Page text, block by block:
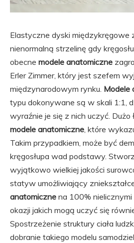
Elastyczne dyski międzykręgowe
nienormalną strzelinę gdy
obecne modele anatomiczne
Erler Zimmer, który jest szefem
międzynarodowym rynku. Modele
typu dokonywane są w skali 1:1,
wyraźnie je się z nich uczyć. Dużo
modele anatomiczne, które
Takim przypadkiem, może być
kręgosłupa wad podstawy.
wyjątkowo wielkiej jakości
statyw umożliwiający
anatomiczne na 100%
okazji jakich mogą uczyć się
Spostrzeżenie struktury ciała
dobranie takiego modelu